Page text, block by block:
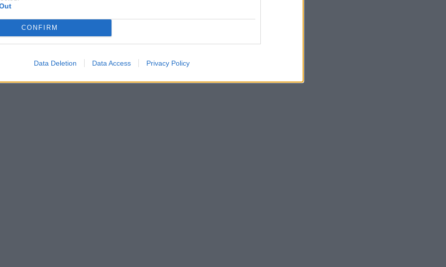
CONFIRM
Data Deletion Data Access Privacy Policy
επόμενους τελικούς (3-2 στον 3ο και
25)